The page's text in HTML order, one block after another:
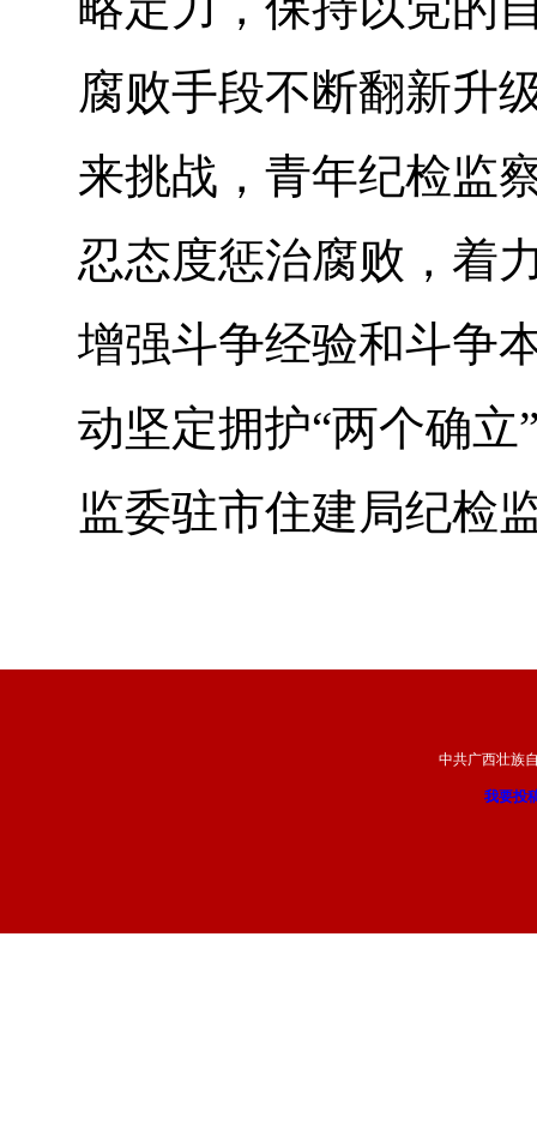
腐败手段不断翻新升
来挑战，青年纪检监
忍态度惩治腐败，着
增强斗争经验和斗争
动坚定拥护“两个确立
监委驻市住建局纪检
中共广西壮族
我要投